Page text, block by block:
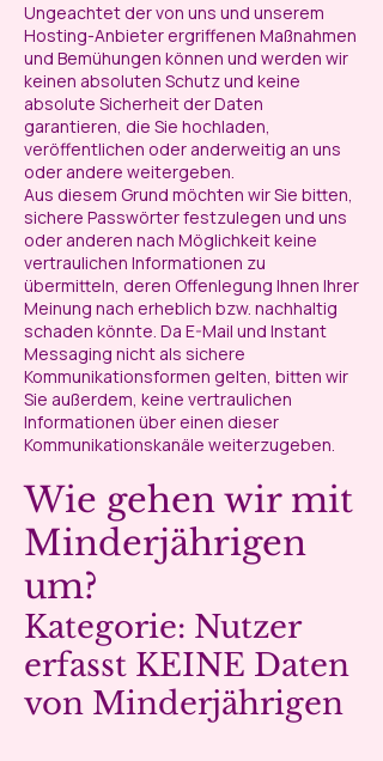
Ungeachtet der von uns und unserem
Hosting-Anbieter ergriffenen Maßnahmen
und Bemühungen können und werden wir
keinen absoluten Schutz und keine
absolute Sicherheit der Daten
garantieren, die Sie hochladen,
veröffentlichen oder anderweitig an uns
oder andere weitergeben.
Aus diesem Grund möchten wir Sie bitten,
sichere Passwörter festzulegen und uns
oder anderen nach Möglichkeit keine
vertraulichen Informationen zu
übermitteln, deren Offenlegung Ihnen Ihrer
Meinung nach erheblich bzw. nachhaltig
schaden könnte. Da E-Mail und Instant
Messaging nicht als sichere
Kommunikationsformen gelten, bitten wir
Sie außerdem, keine vertraulichen
Informationen über einen dieser
Kommunikationskanäle weiterzugeben.
Wie gehen wir mit
Minderjährigen
um?
Kategorie: Nutzer
erfasst KEINE Daten
von Minderjährigen